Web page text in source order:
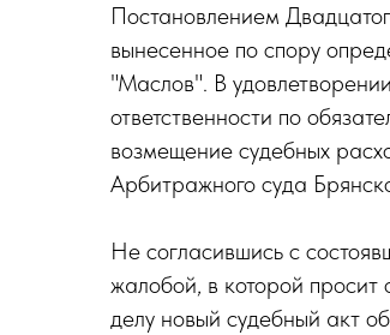
Постановлением
вынесенное по спору
"Маслов". В
ответственности по
возмещение судебных
Арбитражного суда
Не согласившись с
жалобой, в которой просит
делу новый судебный акт